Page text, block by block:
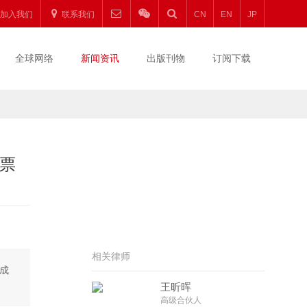
加入我们 联系我们 CN EN JP
全球网络 新闻资讯 出版刊物 订阅下载
相关律师
王昕晖
高级合伙人